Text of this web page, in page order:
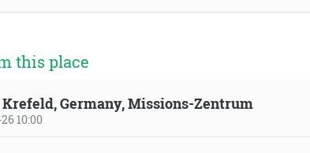
this place
Krefeld, Germany, Missions-Zentrum
10:00